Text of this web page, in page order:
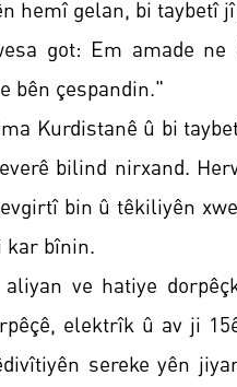
hemî gelan, bi taybetî
got: Em amade
bên çespandin."
Kurdistanê û bi
bilind nirxand.
bin û têkiliyên
kar bînin.
ve hatiye
elektrîk û av ji
sereke yên